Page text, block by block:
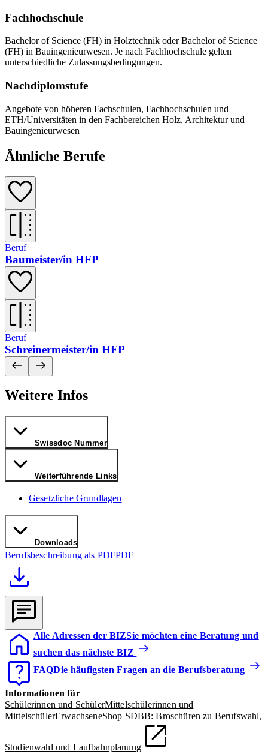
Fachhochschule
Bachelor of Science (FH) in Holztechnik oder Bachelor of Science
(FH) in Bauingenieurwesen. Je nach Fachhochschule gelten
unterschiedliche Zulassungsbedingungen.
Nachdiplomstufe
Angebote von höheren Fachschulen, Fachhochschulen und
ETH/Universitäten in den Fachbereichen Holz, Architektur und
Bauingenieurwesen
Ähnliche Berufe
Beruf
Baumeister/​in HFP
Beruf
Schreinermeister/​in HFP
Weitere Infos
Swissdoc Nummer
Weiterführende Links
Gesetzliche Grundlagen
Downloads
Berufsbeschreibung als PDFPDF
Alle Adressen der BIZSie möchten eine Beratung und
suchen das nächste BIZ
FAQDie häufigsten Fragen an die Berufsberatung
Informationen für
Schülerinnen und SchülerMittelschülerinnen und
MittelschülerErwachseneShop SDBB: Broschüren zu Berufswahl,
Studienwahl und Laufbahnplanung